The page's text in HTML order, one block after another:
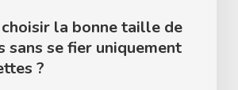
la bonne taille de
sans se fier uniquement
?